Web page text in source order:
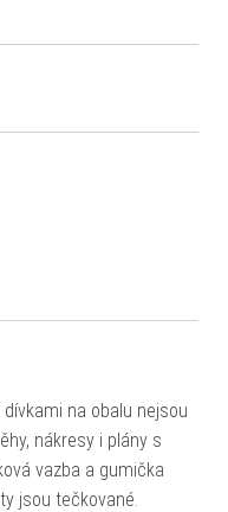
na obalu nejsou
nákresy i plány s
vazba a gumička
jsou tečkované.